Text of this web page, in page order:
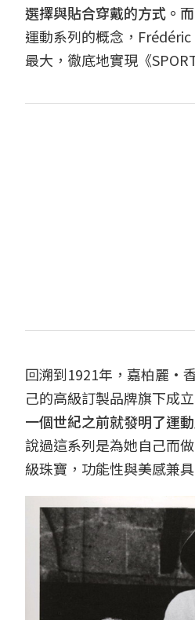
選擇與貼合穿戴的方式。
運動系列的概念，
最大，徹底地實現《
回溯到1921年，嘉柏麗·
己的高級訂製品牌旗下成
一個世紀之前就發明了運
說過這系列是為她自己而
級珠寶，功能性與美感兼